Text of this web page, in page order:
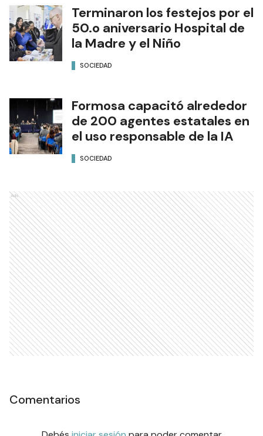
Terminaron los festejos por el
50.o aniversario Hospital de
la Madre y el Niño
SOCIEDAD
Formosa capacitó alrededor
de 200 agentes estatales en
el uso responsable de la IA
SOCIEDAD
Ads
Comentarios